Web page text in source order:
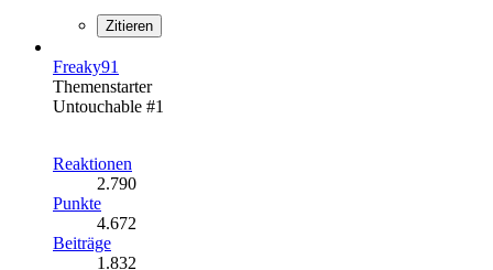
Zitieren
Freaky91
Themenstarter
Untouchable #1
Reaktionen
2.790
Punkte
4.672
Beiträge
1.832